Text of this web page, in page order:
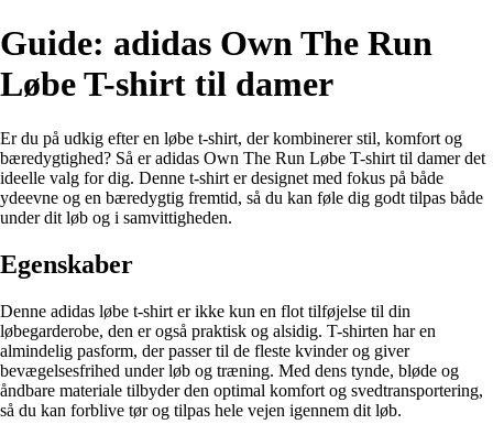
Guide: adidas Own The Run
Løbe T-shirt til damer
Er du på udkig efter en løbe t-shirt, der kombinerer stil, komfort og
bæredygtighed? Så er adidas Own The Run Løbe T-shirt til damer det
ideelle valg for dig. Denne t-shirt er designet med fokus på både
ydeevne og en bæredygtig fremtid, så du kan føle dig godt tilpas både
under dit løb og i samvittigheden.
Egenskaber
Denne adidas løbe t-shirt er ikke kun en flot tilføjelse til din
løbegarderobe, den er også praktisk og alsidig. T-shirten har en
almindelig pasform, der passer til de fleste kvinder og giver
bevægelsesfrihed under løb og træning. Med dens tynde, bløde og
åndbare materiale tilbyder den optimal komfort og svedtransportering,
så du kan forblive tør og tilpas hele vejen igennem dit løb.